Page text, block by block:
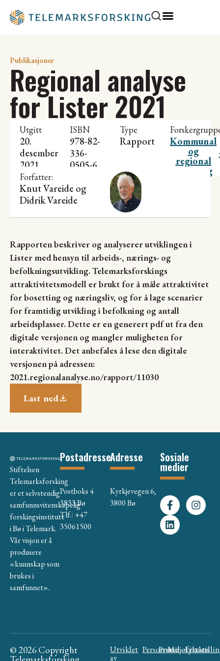
Publikasjoner
Regional analyse
for Lister 2021
Utgitt
20.
desember
2021
ISBN
978-82-
336-
0505-6
Type
Rapport Kommunal
og
regional
utvikling
Forfatter:
Knut Vareideog
Didrik Vareide
Rapporten beskriver og analyserer utviklingen i
Lister med hensyn til arbeids-, nærings- og
befolkningsutvikling. Telemarksforskings
attraktivitetsmodell er brukt for å måle attraktivitet
for bosetting og næringsliv, og for å lage scenarier
for framtidig utvikling i befolkning og antall
arbeidsplasser. Dette er en generert pdf ut fra den
digitale versjonen og mangler muligheten for
interaktivitet. Det anbefales å lese den digitale
versjonen på adressen:
2021.regionalanalyse.no/rapport/11030
Last ned
Stiftelsen
Telemarksforsking
er et selvstendig
samfunnsvitenskapelig
forskingsinstitutt
i Bø i Telemark.
Vår visjon er å
produsere
«kunnskap som
brukes i
samfunnet».
Postadresse
Postboks 4
3833 Bø
Tlf.: +47
35061500
Adresse
Kyrkjevegen 6,
3800 Bø
Sosiale
medier
© 2026 Copyright Utviklet
av
Personvern
Presse
Miljøfyrtårn